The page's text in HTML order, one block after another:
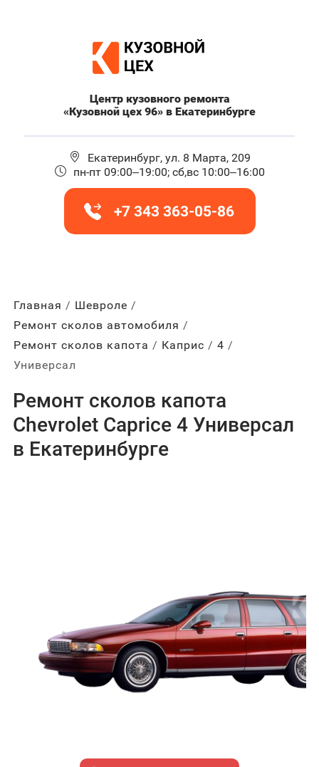
Центр кузовного ремонта
«Кузовной цех 96» в Екатеринбурге
Екатеринбург, ул. 8 Марта, 209
пн-пт 09:00–19:00; сб,вс 10:00–16:00
+7 343 363-05-86
Главная
Шевроле
Ремонт сколов автомобиля
Ремонт сколов капота
Каприс
4
Универсал
Ремонт сколов капота
Chevrolet Caprice 4 Универсал
в Екатеринбурге